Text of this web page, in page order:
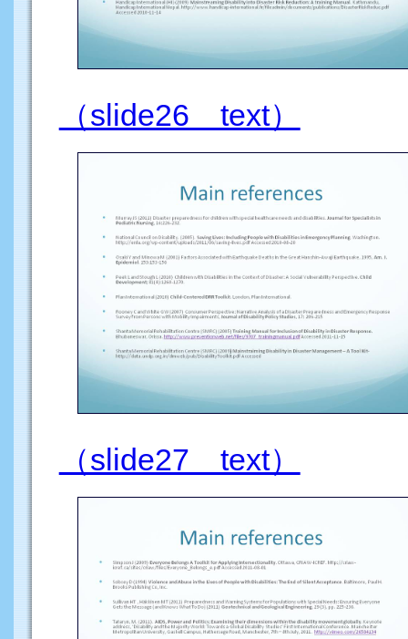
（slide26 text）
（slide27 text）